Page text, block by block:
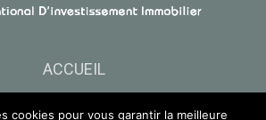
ACCUEIL
GROUPE
cookies pour vous garantir la meilleure